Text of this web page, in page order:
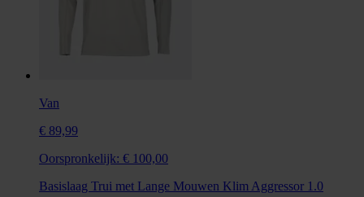
Van
€ 89,99
Oorspronkelijk: € 100,00
Basislaag Trui met Lange Mouwen Klim Aggressor 1.0